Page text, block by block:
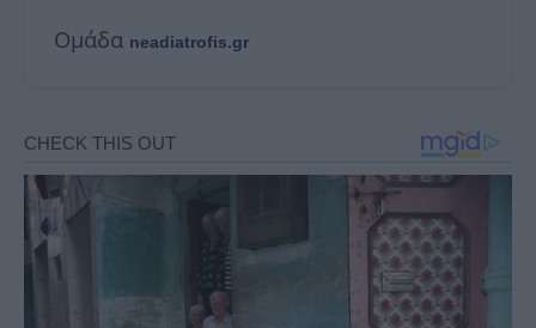
Ομάδα neadiatrofis.gr